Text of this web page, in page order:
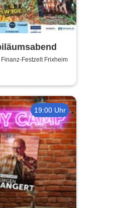
Festzelt Frixheim
19:00 Uhr